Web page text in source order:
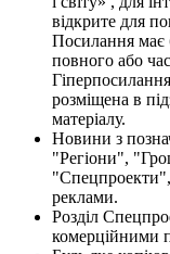
відкрите для
Посилання має
повного або
розміщена в
матеріалу.
Новини з
"Регіони",
реклами.
Розділ
комерційними